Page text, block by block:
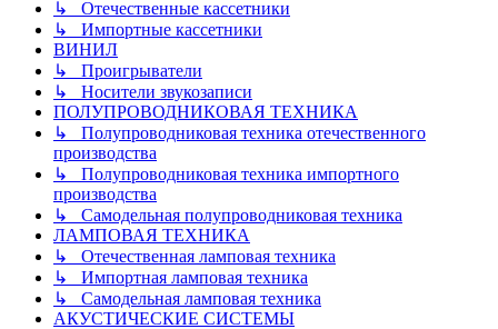
↳ Отечественные кассетники
↳ Импортные кассетники
ВИНИЛ
↳ Проигрыватели
↳ Носители звукозаписи
ПОЛУПРОВОДНИКОВАЯ ТЕХНИКА
↳ Полупроводниковая техника отечественного
производства
↳ Полупроводниковая техника импортного
производства
↳ Самодельная полупроводниковая техника
ЛАМПОВАЯ ТЕХНИКА
↳ Отечественная ламповая техника
↳ Импортная ламповая техника
↳ Самодельная ламповая техника
АКУСТИЧЕСКИЕ СИСТЕМЫ